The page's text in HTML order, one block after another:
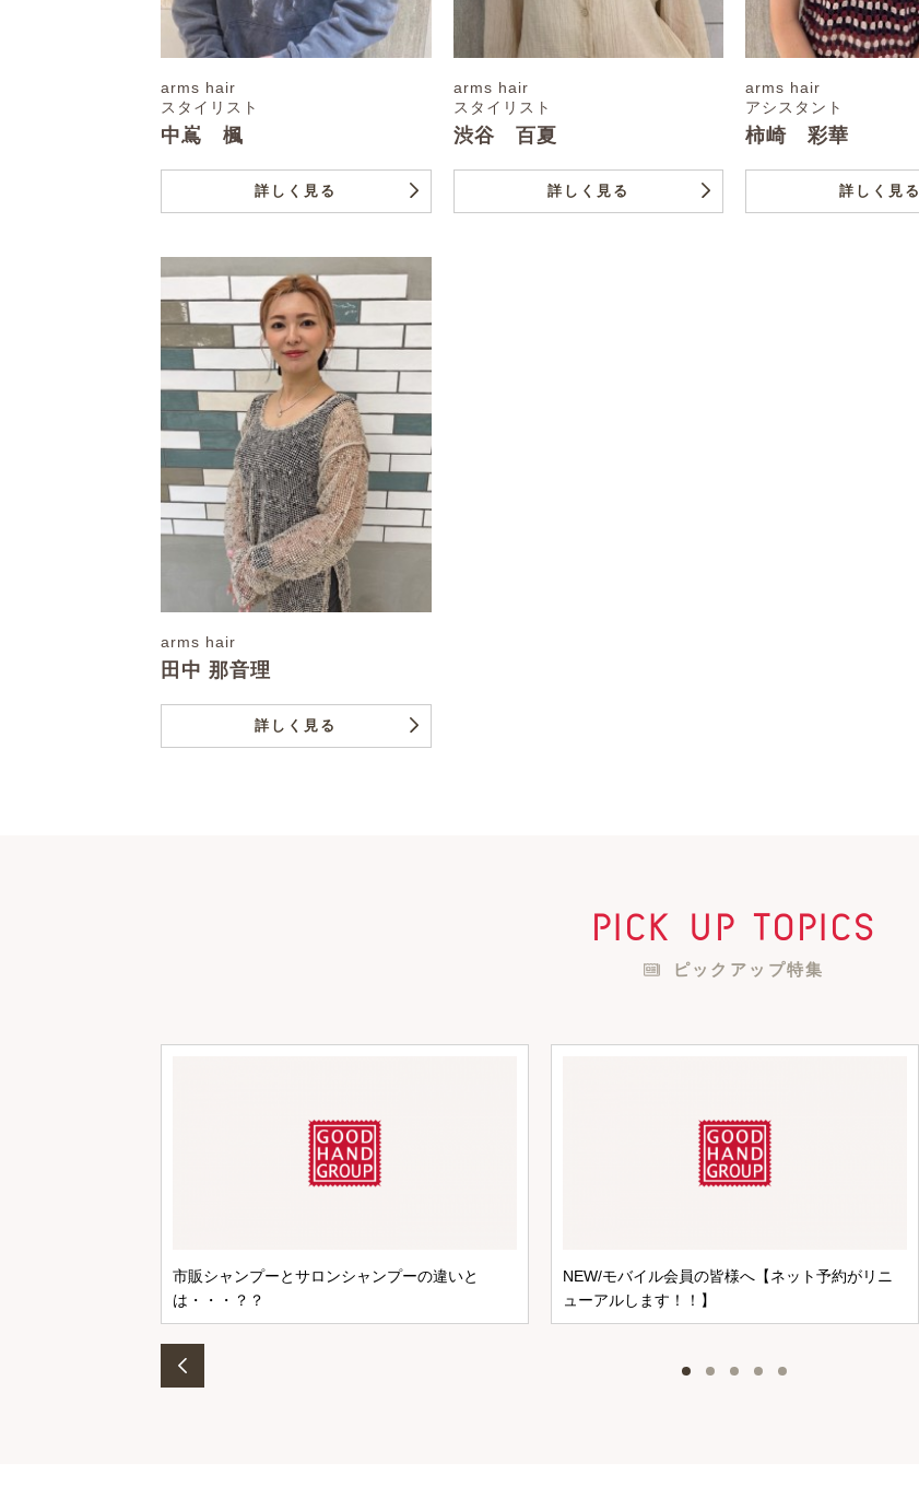
arms hair
スタイリスト
中嶌 楓
詳しく見る
arms hair
スタイリスト
渋谷 百夏
詳しく見る
arms hair
アシスタント
柿崎 彩華
詳しく見る
arms hair
田中 那音理
詳しく見る
pick up topics
ピックアップ特集
市販シャンプーとサロンシャンプーの違いと
は・・・？？
NEW/モバイル会員の皆様へ【ネット予約がリニ
ューアルします！！】